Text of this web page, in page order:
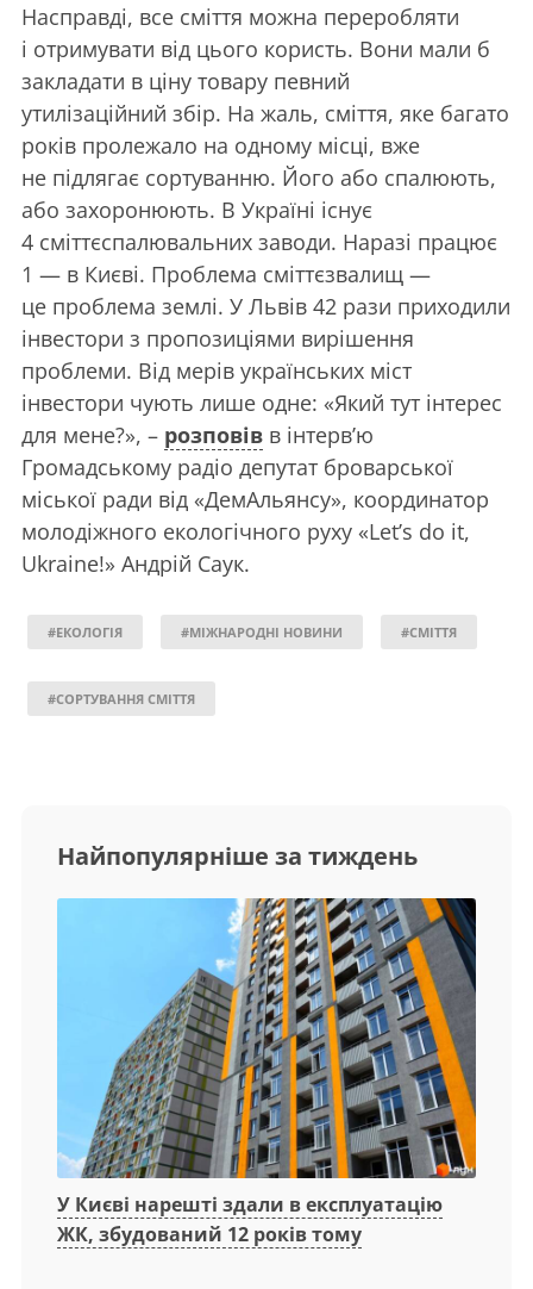
Насправді, все сміття можна переробляти
і отримувати від цього користь. Вони мали б
закладати в ціну товару певний
утилізаційний збір. На жаль, сміття, яке багато
років пролежало на одному місці, вже
не підлягає сортуванню. Його або спалюють,
або захоронюють. В Україні існує
4 сміттєспалювальних заводи. Наразі працює
1 — в Києві. Проблема сміттєзвалищ —
це проблема землі. У Львів 42 рази приходили
інвестори з пропозиціями вирішення
проблеми. Від мерів українських міст
інвестори чують лише одне: «Який тут інтерес
для мене?», – розповів в інтерв’ю
Громадському радіо депутат броварської
міської ради від «ДемАльянсу», координатор
молодіжного екологічного руху «Let’s do it,
Ukraine!» Андрій Саук.
#ЕКОЛОГІЯ #МІЖНАРОДНІ НОВИНИ #СМІТТЯ
#СОРТУВАННЯ СМІТТЯ
Найпопулярніше за тиждень
У Києві нарешті здали в експлуатацію
ЖК, збудований 12 років тому